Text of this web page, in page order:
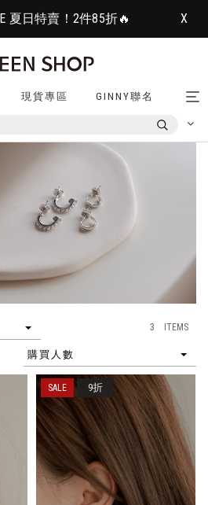
夏日特賣！2件85折🔥 X
現貨專區 GINNY聯名
3 ITEMS
購買人數
9折